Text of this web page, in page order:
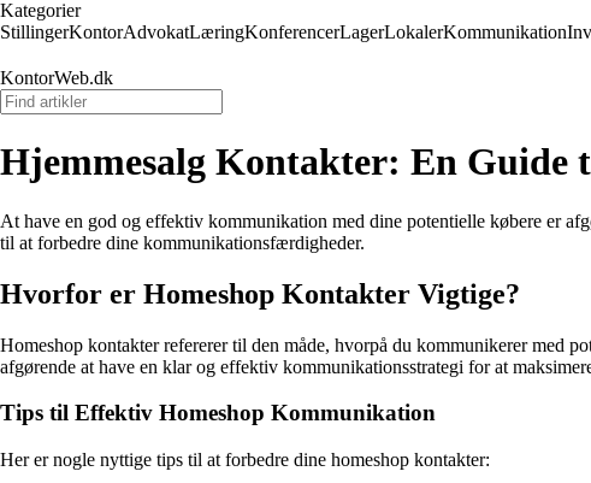
Kategorier
StillingerKontorAdvokatLæringKonferencerLagerLokalerKommunikation
KontorWeb.dk
Hjemmesalg Kontakter: En
At have en god og effektiv kommunikation med dine potentielle købere er
til at forbedre dine kommunikationsfærdigheder.
Hvorfor er Homeshop Kontakter Vigtige?
Homeshop kontakter refererer til den måde, hvorpå du kommunikerer med
afgørende at have en klar og effektiv kommunikationsstrategi for at
Tips til Effektiv Homeshop Kommunikation
Her er nogle nyttige tips til at forbedre dine homeshop kontakter: